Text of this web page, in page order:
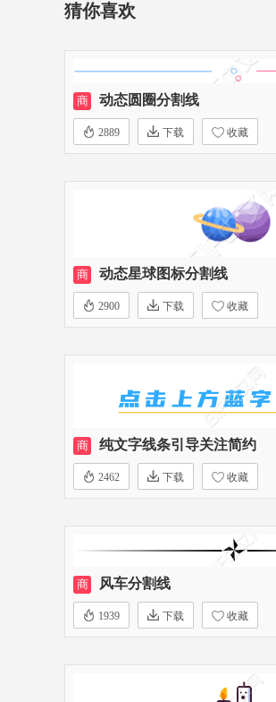
猜你喜欢
商 动态圆圈分割线
2889 下载 收藏
商 动态星球图标分割线
2900 下载 收藏
商 纯文字线条引导关注简约
2462 下载 收藏
商 风车分割线
1939 下载 收藏